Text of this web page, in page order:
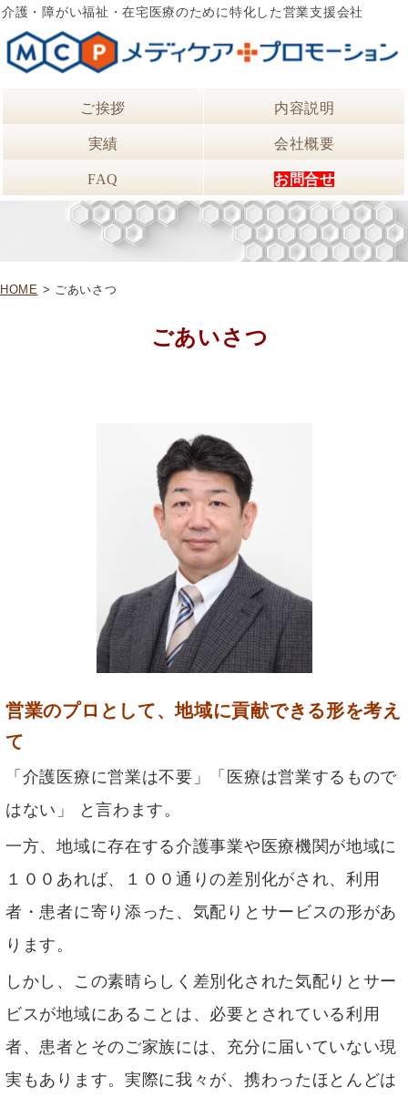
介護・障がい福祉・在宅医療のために特化した営業支援会社
ご挨拶 内容説明
実績 会社概要
FAQ お問合せ
HOME > ごあいさつ
ごあいさつ
営業のプロとして、地域に貢献できる形を考え
て
「介護医療に営業は不要」「医療は営業するもので
はない」 と言わます。
一方、地域に存在する介護事業や医療機関が地域に
１００あれば、１００通りの差別化がされ、利用
者・患者に寄り添った、気配りとサービスの形があ
ります。
しかし、この素晴らしく差別化された気配りとサー
ビスが地域にあることは、必要とされている利用
者、患者とそのご家族には、充分に届いていない現
実もあります。実際に我々が、携わったほとんどは